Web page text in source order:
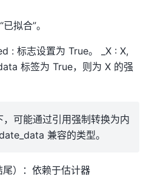
拟合”。
: 标志设置为 True。 _X : X,
标签为 True，则为 X 的强
可能通过引用强制转换为内
兼容的类型。
尾）：依赖于估计器